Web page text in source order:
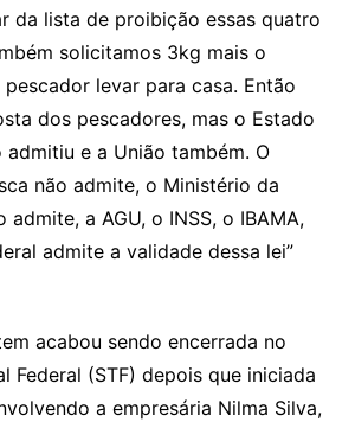
da lista de proibição essas quatro
solicitamos 3kg mais o
levar para casa. Então
dos pescadores, mas o Estado
admitiu e a União também. O
não admite, o Ministério da
admite, a AGU, o INSS, o IBAMA,
admite a validade dessa lei”
acabou sendo encerrada no
Federal (STF) depois que iniciada
a empresária Nilma Silva,